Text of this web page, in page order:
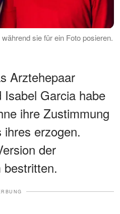
sie für ein Foto posieren.
Arztehepaar
Garcia habe
ihre Zustimmung
erzogen.
der
bestritten.